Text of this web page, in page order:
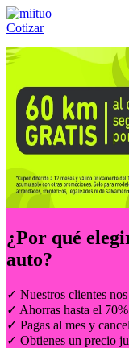
Cotizar
Llámanos al:(55) 84-
¿Por qué
auto?
✓ Nuestros clientes
✓ Ahorras hasta el
✓ Pagas al mes y
✓ Obtienes un precio